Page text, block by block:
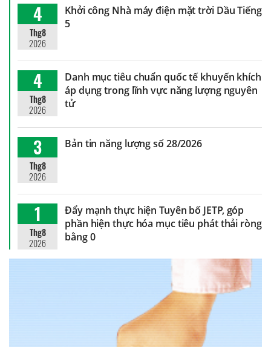
4
Thg8
2026
Khởi công Nhà máy điện mặt trời Dầu Tiếng
5
4
Thg8
2026
Danh mục tiêu chuẩn quốc tế khuyến khích
áp dụng trong lĩnh vực năng lượng nguyên
tử
3
Thg8
2026
Bản tin năng lượng số 28/2026
1
Thg8
2026
Đẩy mạnh thực hiện Tuyên bố JETP, góp
phần hiện thực hóa mục tiêu phát thải ròng
bằng 0